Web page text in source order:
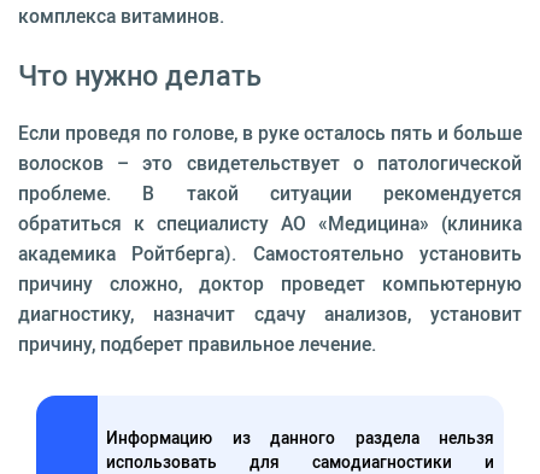
комплекса витаминов.
Что нужно делать
Если проведя по голове, в руке осталось пять и больше
волосков – это свидетельствует о патологической
проблеме. В такой ситуации рекомендуется
обратиться к специалисту АО «Медицина» (клиника
академика Ройтберга). Самостоятельно установить
причину сложно, доктор проведет компьютерную
диагностику, назначит сдачу анализов, установит
причину, подберет правильное лечение.
Информацию из данного раздела нельзя
использовать для самодиагностики и